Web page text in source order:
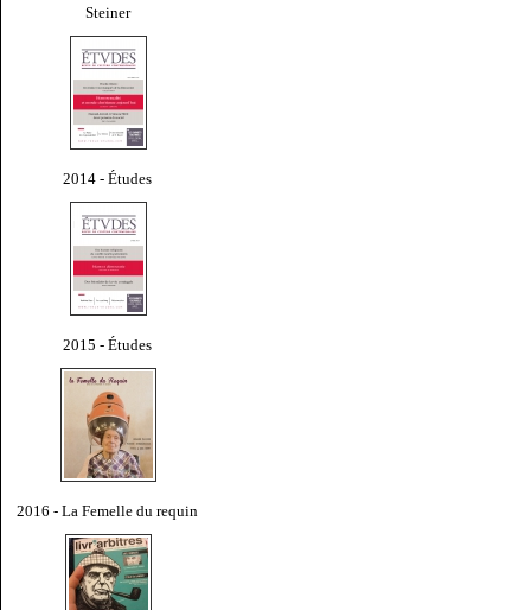
Steiner
2014 - Études
2015 - Études
2016 - La Femelle du requin